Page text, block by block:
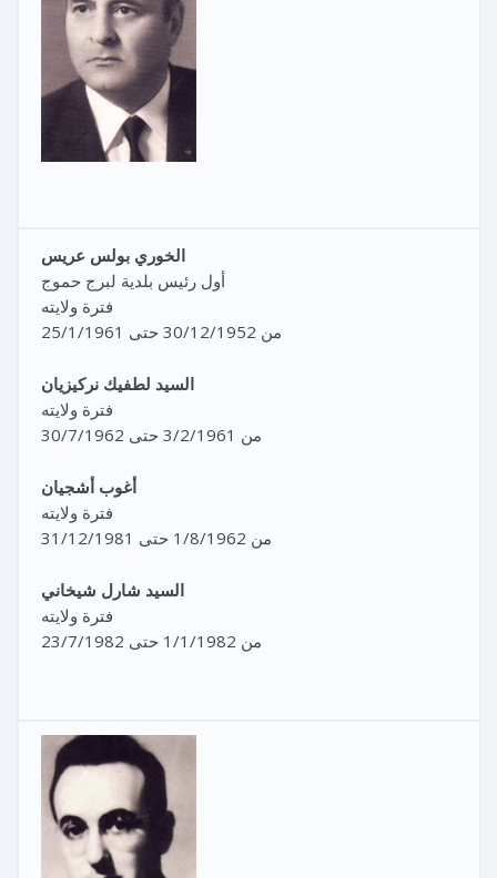
الخوري بولس عريس
أول رئيس بلدية لبرج حموج
فترة ولايته
من 30/12/1952 حتى 25/1/1961
السيد لطفيك نركيزيان
فترة ولايته
من 3/2/1961 حتى 30/7/1962
أغوب أشجيان
فترة ولايته
من 1/8/1962 حتى 31/12/1981
السيد شارل شيخاني
فترة ولايته
من 1/1/1982 حتى 23/7/1982